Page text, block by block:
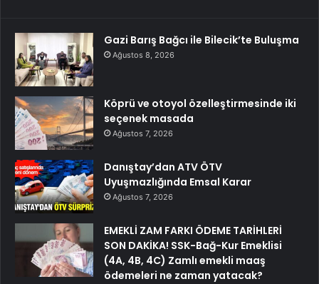
Gazi Barış Bağcı ile Bilecik’te Buluşma
Ağustos 8, 2026
Köprü ve otoyol özelleştirmesinde iki
seçenek masada
Ağustos 7, 2026
Danıştay’dan ATV ÖTV
Uyuşmazlığında Emsal Karar
Ağustos 7, 2026
EMEKLİ ZAM FARKI ÖDEME TARİHLERİ
SON DAKİKA! SSK-Bağ-Kur Emeklisi
(4A, 4B, 4C) Zamlı emekli maaş
ödemeleri ne zaman yatacak?